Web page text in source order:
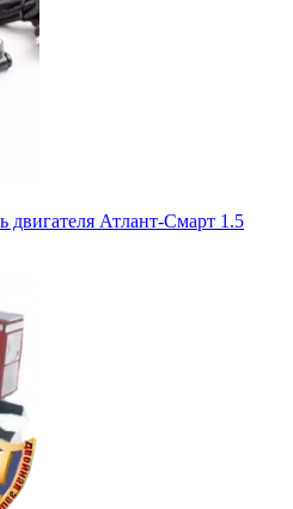
двигателя Атлант-Смарт 1.5